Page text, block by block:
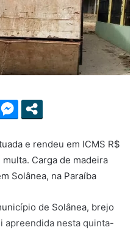
e rendeu em ICMS R$
Carga de madeira
Solânea, na Paraíba
de Solânea, brejo
apreendida nesta quinta-